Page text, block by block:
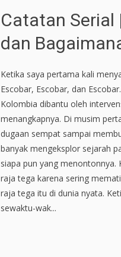
Catatan Serial
dan
Ketika saya pertama kali
Escobar, Escobar, dan
Kolombia dibantu oleh
menangkapnya. Di musim
dugaan sempat sampai
banyak mengeksplor sejarah
siapa pun yang
raja tega karena sering
raja tega itu di dunia nyata.
sewaktu-wak...